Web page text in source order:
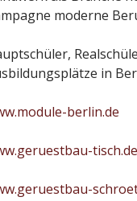
moderne
in
berlin.de
tisch.de